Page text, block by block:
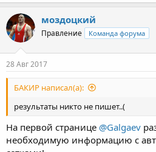
моздоцкий
Правление Команда форума
28 Авг 2017
БАКИР написал(а):
результаты никто не пишет..(
На первой странице @Galgaev
необходимую информацию с